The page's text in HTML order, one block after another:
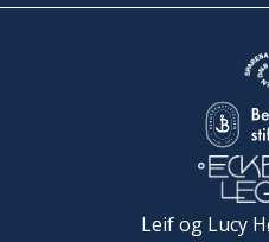
Leif og Lucy